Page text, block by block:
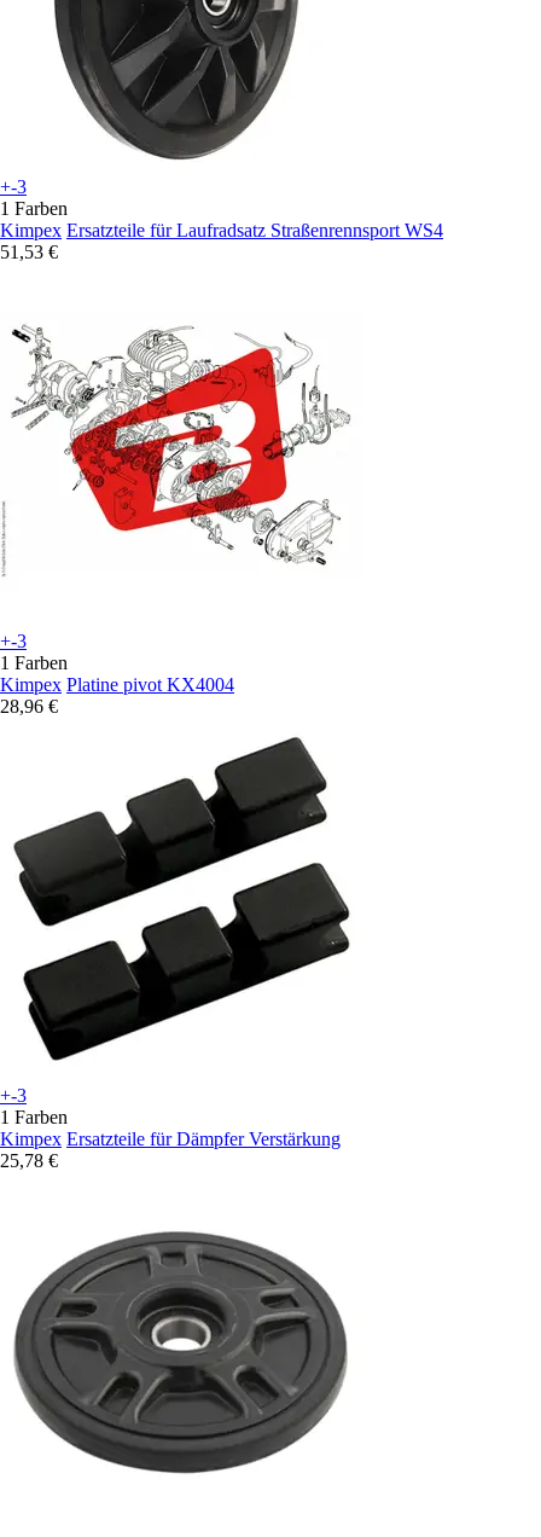
+-3
1 Farben
Kimpex Ersatzteile für Laufradsatz Straßenrennsport WS4
51,53 €
+-3
1 Farben
Kimpex Platine pivot KX4004
28,96 €
+-3
1 Farben
Kimpex Ersatzteile für Dämpfer Verstärkung
25,78 €